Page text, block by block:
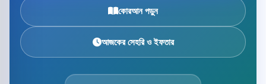
কোরআন পড়ুন
আজকের সেহরি ও ইফতার